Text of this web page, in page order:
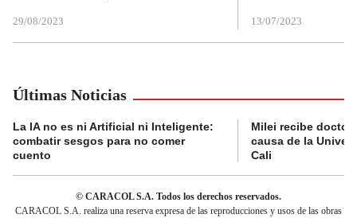
29/08/2023 13/07/2023
Últimas Noticias
La IA no es ni Artificial ni Inteligente:
combatir sesgos para no comer
cuento
Milei recibe
causa de la
Cali
© CARACOL S.A. Todos los derechos reservados.
CARACOL S.A. realiza una reserva expresa de las reproducciones y usos de las obras